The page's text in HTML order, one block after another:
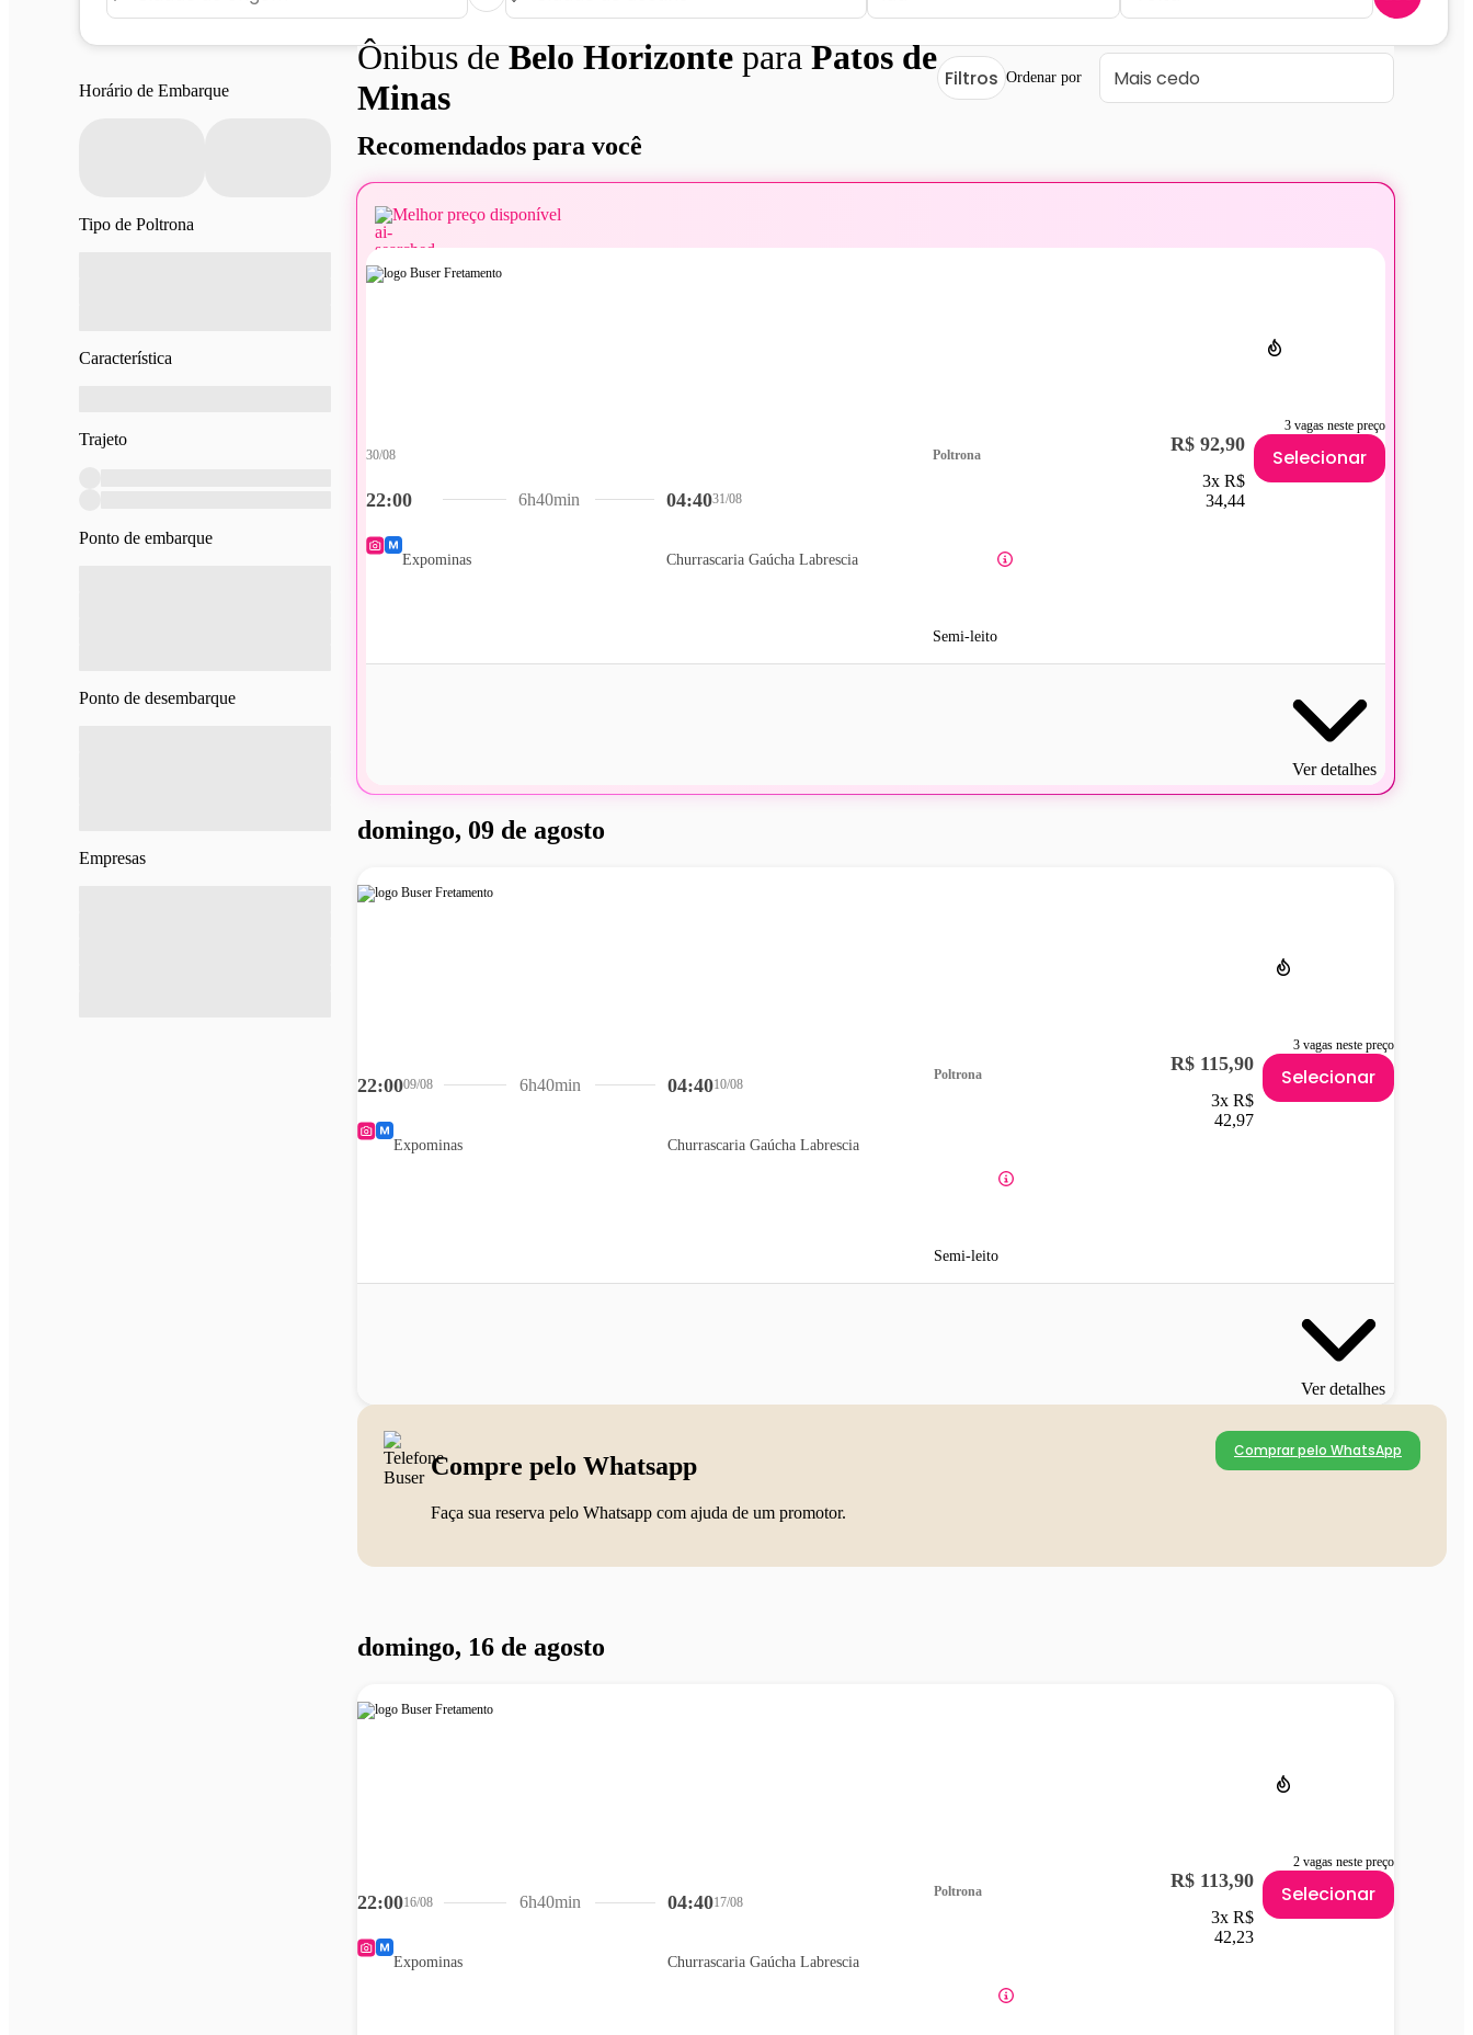
Horário de Embarque
Tipo de Poltrona
Característica
Trajeto
Ponto de embarque
Ponto de desembarque
Empresas
Ônibus deBelo HorizonteparaPatos de
Minas
Filtros Ordenar por
Recomendados para você
Melhor preço disponível
3 vagas neste preço
22:00
30/08
Expominas
04:4031/08
Churrascaria Gaúcha Labrescia
6h40min
Poltrona
Semi-leito
R$ 92,90
3x R$
34,44
Selecionar
Ver detalhes
domingo, 09 de agosto
3 vagas neste preço
22:0009/08
Expominas
04:4010/08
Churrascaria Gaúcha Labrescia
6h40min
Poltrona
Semi-leito
R$ 115,90
3x R$
42,97
Selecionar
Ver detalhes
Compre pelo Whatsapp
Faça sua reserva pelo Whatsapp com ajuda de um promotor.
Comprar pelo WhatsApp
domingo, 16 de agosto
2 vagas neste preço
22:0016/08
Expominas
04:4017/08
Churrascaria Gaúcha Labrescia
6h40min
Poltrona R$ 113,90
3x R$
42,23
Selecionar